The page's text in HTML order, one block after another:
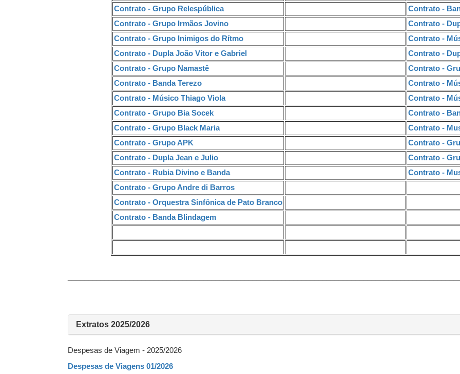
Contrato - Grupo Relespública
Contrato -
Contrato - Grupo Irmãos Jovino
Contrato -
Contrato - Grupo Inimigos do Rítmo
Contrato -
Contrato - Dupla João Vitor e Gabriel
Contrato -
Contrato - Grupo Namastê
Contrato -
Contrato - Banda Terezo
Contrato -
Contrato - Músico Thiago Viola
Contrato -
Contrato - Grupo Bia Socek
Contrato -
Contrato - Grupo Black Maria
Contrato -
Contrato - Grupo APK
Contrato -
Contrato - Dupla Jean e Julio
Contrato -
Contrato - Rubia Divino e Banda
Contrato -
Contrato - Grupo Andre di Barros
Contrato - Orquestra Sinfônica de Pato Branco
Contrato - Banda Blindagem
Extratos 2025/2026
Despesas de Viagem - 2025/2026
Despesas de Viagens 01/2026